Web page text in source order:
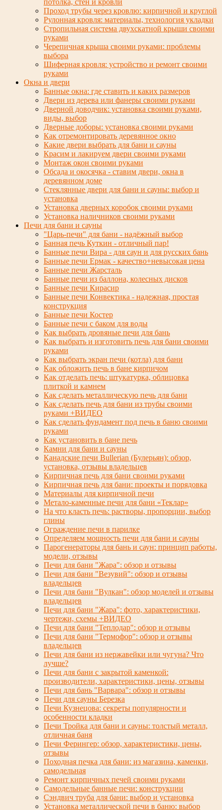
Проход трубы через кровлю: кирпичной и круглой
Рулонная кровля: материалы, технология укладки
Стропильная система двухскатной крыши своими
руками
Черепичная крыша своими руками: проблемы
выбора
Шиферная кровля: устройство и ремонт своими
руками
Окна и двери
Банные окна: где ставить и каких размеров
Двери из дерева или фанеры своими руками
Дверной доводчик: установка своими руками,
виды, выбор
Дверные доборы: установка своими руками
Как отремонтировать деревянное окно
Какие двери выбрать для бани и сауны
Красим и лакируем двери своими руками
Монтаж окон своими руками
Обсада и окосячка - ставим двери, окна в
деревянном доме
Стеклянные двери для бани и сауны: выбор и
установка
Установка дверных коробок своими руками
Установка наличников своими руками
Печи для бани и сауны
"Царь-печи" для бани - надёжный выбор
Банная печь Куткин - отличный пар!
Банные печи Вира - для саун и для русских бань
Банные печи Ермак - качество+невысокая цена
Банные печи Жарсталь
Банные печи из баллона, колесных дисков
Банные печи Кирасир
Банные печи Конвектика - надежная, простая
конструкция
Банные печи Костер
Банные печи с баком для воды
Как выбрать дровяные печи для бань
Как выбрать и изготовить печь для бани своими
руками
Как выбрать экран печи (котла) для бани
Как обложить печь в бане кирпичом
Как отделать печь: штукатурка, облицовка
плиткой и камнем
Как сделать металлическую печь для бани
Как сделать печь для бани из трубы своими
руками +ВИДЕО
Как сделать фундамент под печь в баню своими
руками
Как установить в бане печь
Камни для бани и сауны
Канадские печи Bullerian (Булерьян): обзор,
установка, отзывы владельцев
Кирпичная печь для бани своими руками
Кирпичная печь для бани: проекты и порядовка
Материалы для кирпичной печи
Метало-каменные печи для бани «Теклар»
На что класть печь: растворы, пропорции, выбор
глины
Ограждение печи в парилке
Определяем мощность печи для бани и сауны
Парогенераторы для бань и саун: принцип работы,
модели, отзывы
Печи для бани "Жара": обзор и отзывы
Печи для бани "Везувий": обзор и отзывы
владельцев
Печи для бани "Вулкан": обзор моделей и отзывы
владельцев
Печи для бани "Жара": фото, характеристики,
чертежи, схемы +ВИДЕО
Печи для бани "Теплодар": обзор и отзывы
Печи для бани "Термофор": обзор и отзывы
владельцев
Печи для бани из нержавейки или чугуна? Что
лучше?
Печи для бани с закрытой каменкой:
производители, характеристики, цены, отзывы
Печи для бань "Варвара": обзор и отзывы
Печи для сауны Березка
Печи Кузнецова: секреты популярности и
особенности кладки
Печи Тройка для бани и сауны: толстый металл,
отличная баня
Печи Ферингер: обзор, характеристики, цены,
отзывы
Походная печка для бани: из магазина, каменки,
самодельная
Ремонт кирпичных печей своими руками
Самодельные банные печи: конструкции
Сэндвич труба для бани: выбор и установка
Установка металлической печи в баню: выбор